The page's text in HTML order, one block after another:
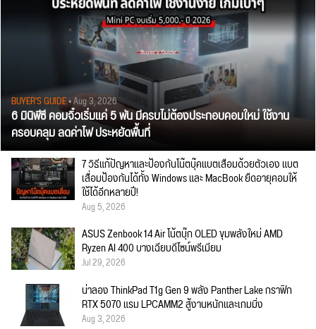
BUYER'S GUIDE• Aug 3, 2026
6 มินิพีซี คอมจิ๋วเริ่มแค่ 5 พัน มีครบไม่ต้องประกอบคอมใหม่ ใช้งาน
ครอบคลุม ลดค่าไฟ ประหยัดพื้นที่
7 วิธีแก้ปัญหาและป้องกันโน๊ตบุ๊คแบตเสื่อมด้วยตัวเอง แบต
เสื่อมป้องกันได้ทั้ง Windows และ MacBook ยืดอายุคอมให้
ใช้ได้อีกหลายปี!
Aug 5, 2026
ASUS Zenbook 14 Air โน้ตบุ๊ก OLED ขุมพลังใหม่ AMD
Ryzen AI 400 บางเฉียบดีไซน์พรีเมียม
Jul 29, 2026
น่าลอง ThinkPad T1g Gen 9 พลัง Panther Lake กราฟิก
RTX 5070 แรม LPCAMM2 สู้งานหนักและเกมมิ่ง
Aug 3, 2026